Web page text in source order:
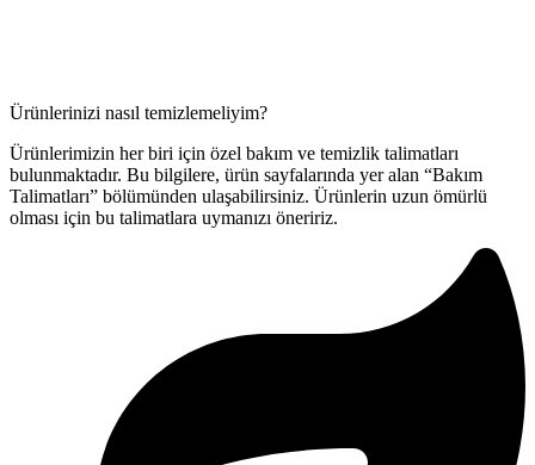
Ürünlerinizi nasıl temizlemeliyim?
Ürünlerimizin her biri için özel bakım ve temizlik talimatları
bulunmaktadır. Bu bilgilere, ürün sayfalarında yer alan “Bakım
Talimatları” bölümünden ulaşabilirsiniz. Ürünlerin uzun ömürlü
olması için bu talimatlara uymanızı öneririz.